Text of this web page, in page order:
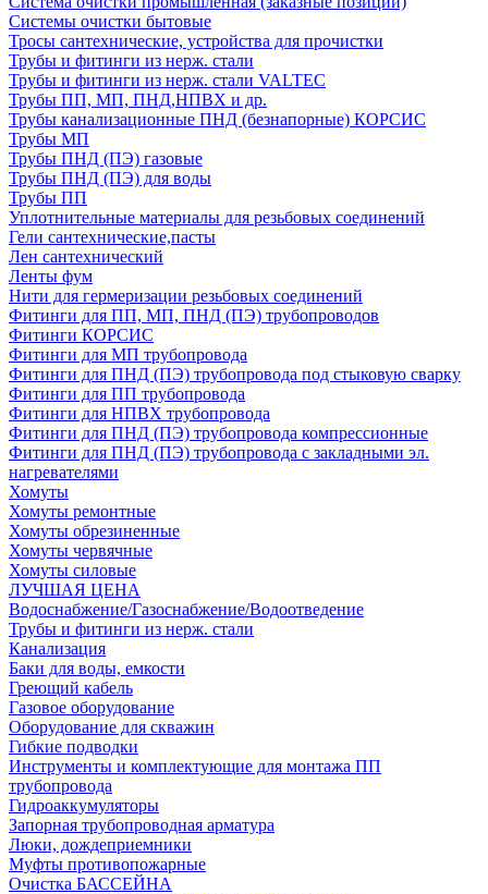
Системы очистки бытовые
Тросы сантехнические, устройства для прочистки
Трубы и фитинги из нерж. стали
Трубы и фитинги из нерж. стали VALTEC
Трубы ПП, МП, ПНД,НПВХ и др.
Трубы канализационные ПНД (безнапорные) КОРСИС
Трубы МП
Трубы ПНД (ПЭ) газовые
Трубы ПНД (ПЭ) для воды
Трубы ПП
Уплотнительные материалы для резьбовых соединений
Гели сантехнические,пасты
Лен сантехнический
Ленты фум
Нити для гермеризации резьбовых соединений
Фитинги для ПП, МП, ПНД (ПЭ) трубопроводов
Фитинги КОРСИС
Фитинги для МП трубопровода
Фитинги для ПНД (ПЭ) трубопровода под стыковую сварку
Фитинги для ПП трубопровода
Фитинги для НПВХ трубопровода
Фитинги для ПНД (ПЭ) трубопровода компрессионные
Фитинги для ПНД (ПЭ) трубопровода с закладными эл.
нагревателями
Хомуты
Хомуты ремонтные
Хомуты обрезиненные
Хомуты червячные
Хомуты силовые
ЛУЧШАЯ ЦЕНА
Водоснабжение/Газоснабжение/Водоотведение
Трубы и фитинги из нерж. стали
Канализация
Баки для воды, емкости
Греющий кабель
Газовое оборудование
Оборудование для скважин
Гибкие подводки
Инструменты и комплектующие для монтажа ПП
трубопровода
Гидроаккумуляторы
Запорная трубопроводная арматура
Люки, дождеприемники
Муфты противопожарные
Очистка БАССЕЙНА